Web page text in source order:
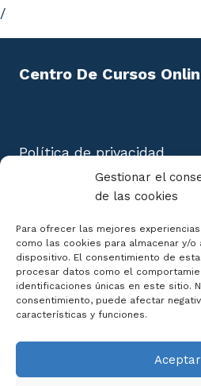
Gestionar el
de las cookies
Para ofrecer las mejores
como las cookies para almacenar y/
dispositivo. El consentimiento de
procesar datos como el
identificaciones únicas en este sitio.
consentimiento, puede afectar
características y funciones.
Aceptar
/
Centro De Cursos
Política de privacidad
Aviso Legal
Política de cookies
Declaración de